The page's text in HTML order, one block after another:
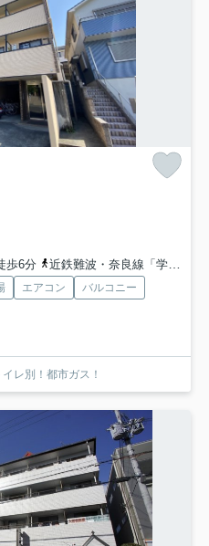
歩6分
近鉄難波・奈良線「学園前」駅 徒歩21分
エアコン
バルコニー
レ別！都市ガス！